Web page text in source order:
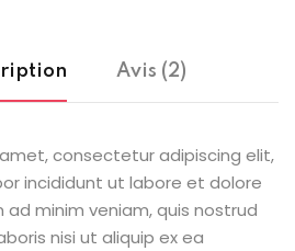
Avis (2)
consectetur adipiscing elit,
incididunt ut labore et dolore
ad minim veniam, quis nostrud
nisi ut aliquip ex ea